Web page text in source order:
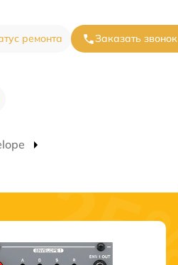
ремонта Заказать звонок